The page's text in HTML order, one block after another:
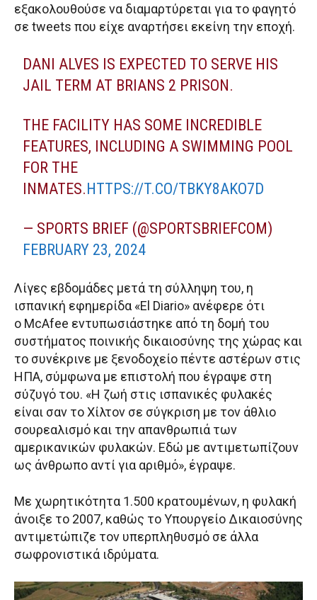
εξακολουθούσε να διαμαρτύρεται για το φαγητό
σε tweets που είχε αναρτήσει εκείνη την εποχή.
DANI ALVES IS EXPECTED TO SERVE HIS
JAIL TERM AT BRIANS 2 PRISON.
THE FACILITY HAS SOME INCREDIBLE
FEATURES, INCLUDING A SWIMMING POOL
FOR THE
INMATES. HTTPS://T.CO/TBKY8AKO7D
— SPORTS BRIEF (@SPORTSBRIEFCOM)
FEBRUARY 23, 2024
Λίγες εβδομάδες μετά τη σύλληψη του, η
ισπανική εφημερίδα «El Diario» ανέφερε ότι
ο McAfee εντυπωσιάστηκε από τη δομή του
συστήματος ποινικής δικαιοσύνης της χώρας και
το συνέκρινε με ξενοδοχείο πέντε αστέρων στις
ΗΠΑ, σύμφωνα με επιστολή που έγραψε στη
σύζυγό του. «Η ζωή στις ισπανικές φυλακές
είναι σαν το Χίλτον σε σύγκριση με τον άθλιο
σουρεαλισμό και την απανθρωπιά των
αμερικανικών φυλακών. Εδώ με αντιμετωπίζουν
ως άνθρωπο αντί για αριθμό», έγραψε.
Με χωρητικότητα 1.500 κρατουμένων, η φυλακή
άνοιξε το 2007, καθώς το Υπουργείο Δικαιοσύνης
αντιμετώπιζε τον υπερπληθυσμό σε άλλα
σωφρονιστικά ιδρύματα.